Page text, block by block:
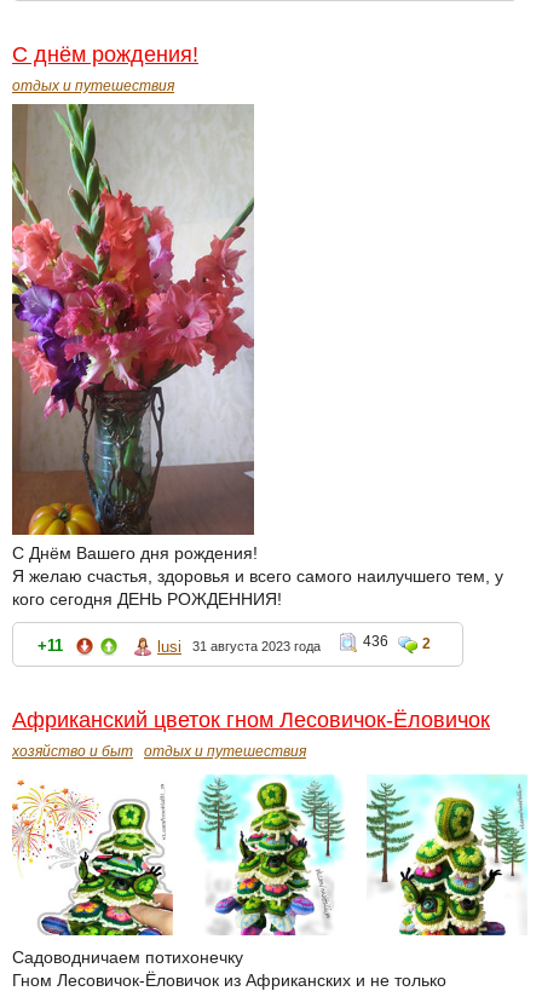
С днём рождения!
отдых и путешествия
С Днём Вашего дня рождения!
Я желаю счастья, здоровья и всего самого наилучшего тем, у
кого сегодня ДЕНЬ РОЖДЕННИЯ!
+11 lusi 31 августа 2023 года 436 2
Африканский цветок гном Лесовичок-Ёловичок
хозяйство и быт отдых и путешествия
Садоводничаем потихонечку
Гном Лесовичок-Ёловичок из Африканских и не только